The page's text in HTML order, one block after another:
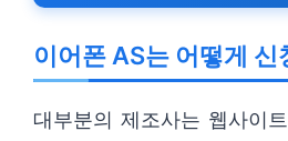
이어폰 AS는 어떻게 신
대부분의 제조사는 웹사이